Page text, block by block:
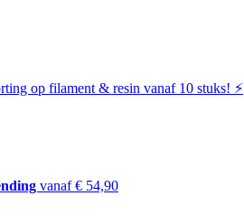
op filament & resin vanaf 10 stuks! ⚡️
vanaf € 54,90